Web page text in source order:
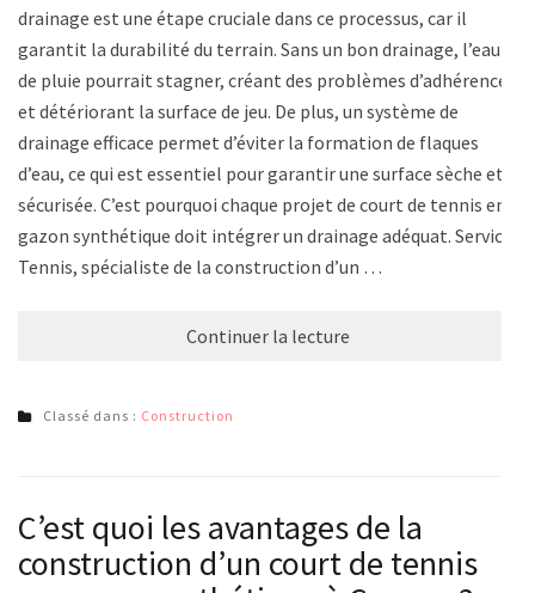
drainage est une étape cruciale dans ce processus, car il
garantit la durabilité du terrain. Sans un bon drainage, l’eau
de pluie pourrait stagner, créant des problèmes d’adhérence
et détériorant la surface de jeu. De plus, un système de
drainage efficace permet d’éviter la formation de flaques
d’eau, ce qui est essentiel pour garantir une surface sèche et
sécurisée. C’est pourquoi chaque projet de court de tennis en
gazon synthétique doit intégrer un drainage adéquat. Service
Tennis, spécialiste de la construction d’un …
Continuer la lecture
Classé dans : Construction
C’est quoi les avantages de la
construction d’un court de tennis